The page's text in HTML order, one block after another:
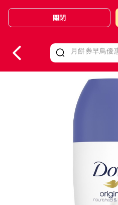
Valid Until 30 June 2026
關閉